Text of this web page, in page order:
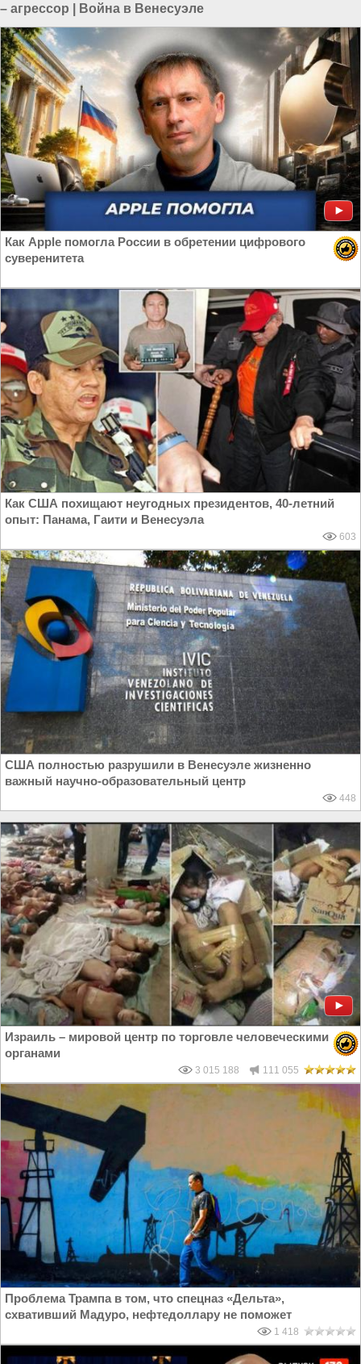
– агрессор Война в Венесуэле
Как Apple помогла России в обретении цифрового
суверенитета
Как США похищают неугодных президентов, 40-летний
опыт: Панама, Гаити и Венесуэла
603
США полностью разрушили в Венесуэле жизненно
важный научно-образовательный центр
448
Израиль – мировой центр по торговле человеческими
органами
3 015 188 111 055
Проблема Трампа в том, что спецназ «Дельта»,
схвативший Мадуро, нефтедоллару не поможет
1 418